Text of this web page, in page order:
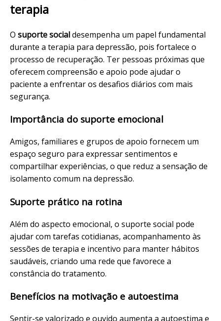
terapia
O suporte socialdesempenha um papel fundamental
durante a terapia para depressão, pois fortalece o
processo de recuperação. Ter pessoas próximas que
oferecem compreensão e apoio pode ajudar o
paciente a enfrentar os desafios diários com mais
segurança.
Importância do suporte emocional
Amigos, familiares e grupos de apoio fornecem um
espaço seguro para expressar sentimentos e
compartilhar experiências, o que reduz a sensação de
isolamento comum na depressão.
Suporte prático na rotina
Além do aspecto emocional, o suporte social pode
ajudar com tarefas cotidianas, acompanhamento às
sessões de terapia e incentivo para manter hábitos
saudáveis, criando uma rede que favorece a
constância do tratamento.
Benefícios na motivação e autoestima
Sentir-se valorizado e ouvido aumenta a autoestima e